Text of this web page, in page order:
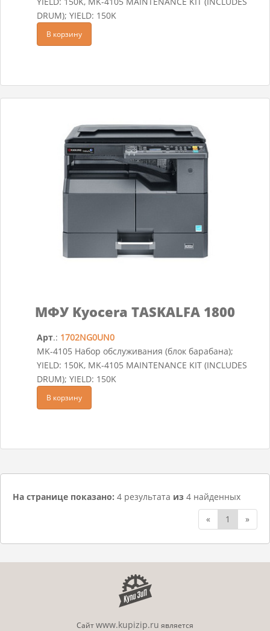
DRUM); YIELD: 150K
В корзину
МФУ Kyocera TASKALFA 1800
Арт.: 1702NG0UN0
MK-4105 Набор обслуживания (блок барабана);
YIELD: 150K, MK-4105 MAINTENANCE KIT (INCLUDES
DRUM); YIELD: 150K
В корзину
На странице показано: 4 результата из 4 найденных
«
1 »
Сайтwww.kupizip.ru является